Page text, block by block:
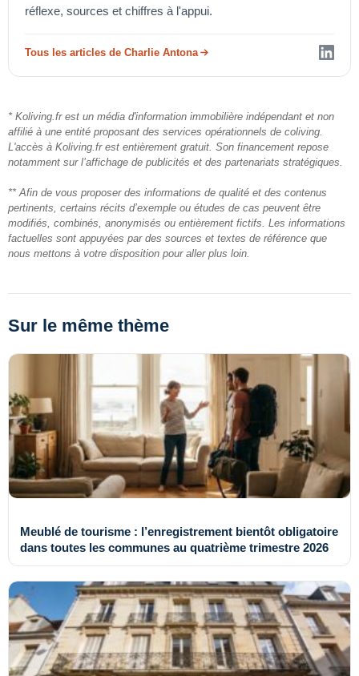
réflexe, sources et chiffres à l'appui.
Tous les articles de Charlie Antona
* Koliving.fr est un média d'information immobilière indépendant et non
affilié à une entité proposant des services opérationnels de coliving.
L'accès à Koliving.fr est entièrement gratuit. Son financement repose
notamment sur l’affichage de publicités et des partenariats stratégiques.
** Afin de vous proposer des informations de qualité et des contenus
pertinents, certains récits d’exemple ou études de cas peuvent être
modifiés, combinés, anonymisés ou entièrement fictifs. Les informations
factuelles sont appuyées par des sources et textes de référence que
nous mettons à votre disposition pour aller plus loin.
Sur le même thème
Meublé de tourisme : l’enregistrement bientôt obligatoire
dans toutes les communes au quatrième trimestre 2026